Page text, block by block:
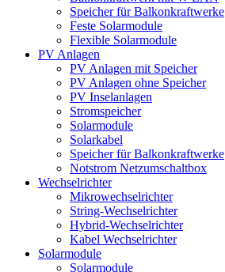
Speicher für Balkonkraftwerke
Feste Solarmodule
Flexible Solarmodule
PV Anlagen
PV Anlagen mit Speicher
PV Anlagen ohne Speicher
PV Inselanlagen
Stromspeicher
Solarmodule
Solarkabel
Speicher für Balkonkraftwerke
Notstrom Netzumschaltbox
Wechselrichter
Mikrowechselrichter
String-Wechselrichter
Hybrid-Wechselrichter
Kabel Wechselrichter
Solarmodule
Solarmodule